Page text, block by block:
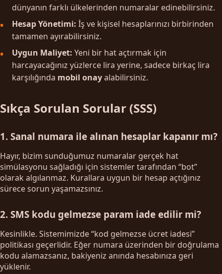
dünyanın farklı ülkelerinden numaralar edinebilirsiniz.
Hesap Yönetimi: İş ve kişisel hesaplarınızı birbirinden
tamamen ayırabilirsiniz.
Uygun Maliyet: Yeni bir hat açtırmak için
harcayacağınız yüzlerce lira yerine, sadece birkaç lira
karşılığında mobil onayalabilirsiniz.
Sıkça Sorulan Sorular (SSS)
1. Sanal numara ile alınan hesaplar kapanır mı?
Hayır, bizim sunduğumuz numaralar gerçek hat
simülasyonu sağladığı için sistemler tarafından “bot”
olarak algılanmaz. Kurallara uygun bir hesap açtığınız
sürece sorun yaşamazsınız.
2. SMS kodu gelmezse param iade edilir mi?
Kesinlikle. Sistemimizde “kod gelmezse ücret iadesi”
politikası geçerlidir. Eğer numara üzerinden bir doğrulama
kodu alamazsanız, bakiyeniz anında hesabınıza geri
yüklenir.